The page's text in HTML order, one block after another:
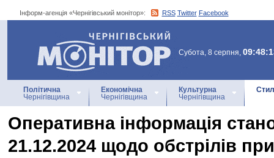
Інформ-агенція «Чернігівський монітор»: RSS Twitter Facebook
Інформ-агенція
«Чернігівський монітор»
Субота, 8 серпня,
Політична
Чернігівщина
Економічна
Чернігівщина
Культурна
Чернігівщина
Оперативна інформація
21.12.2024 щодо обстрілів